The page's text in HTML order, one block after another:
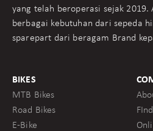
yang telah beroperasi sejak 2019.
berbagai kebutuhan dari sepeda
sparepart dari beragam Brand
BIKES
MTB Bikes
Road Bikes
E-Bike